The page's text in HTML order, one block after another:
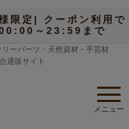
限定| クーポン利用で
00:00～23:59まで
ーパーツ・天然資材・手芸材
通販サイト
メニュー